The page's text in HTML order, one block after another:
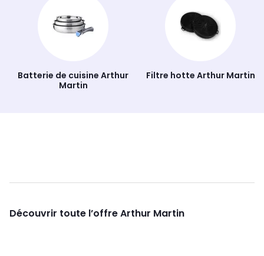
Batterie de cuisine Arthur
Martin
Filtre hotte Arthur Martin
Découvrir toute l’offre Arthur Martin